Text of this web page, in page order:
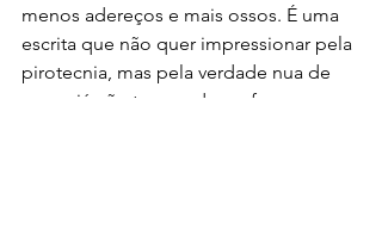
menos adereços e mais ossos. É uma
escrita que não quer impressionar pela
pirotecnia, mas pela verdade nua de
quem já não tempo de perfer com